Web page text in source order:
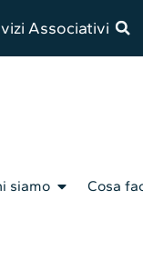
Associativi
siamo Cosa